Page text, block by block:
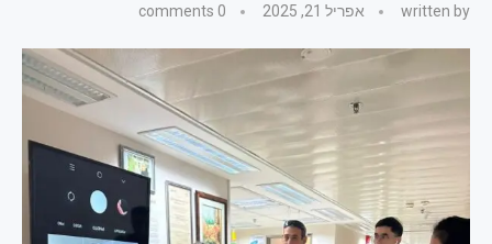
written by אפריל 21, 2025 0 comments